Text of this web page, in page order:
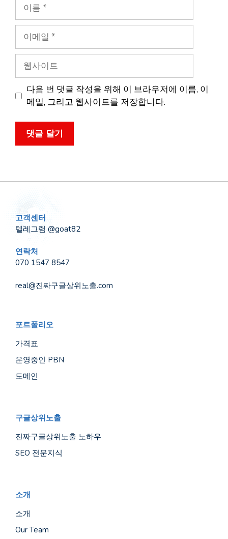
일
트
다음 번 댓글 작성을 위해 이 브라우저에 이름, 이
메일, 그리고 웹사이트를 저장합니다.
고객센터
텔레그램 @goat82
연락처
070 1547 8547
real@진짜구글상위노출.com
포트폴리오
가격표
운영중인 PBN
도메인
구글상위노출
진짜구글상위노출 노하우
SEO 전문지식
소개
소개
Our Team